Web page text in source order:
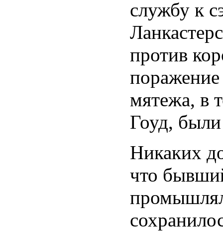
службу к
против
поражение
мятежа, в
Гоуд,
Никаких
что